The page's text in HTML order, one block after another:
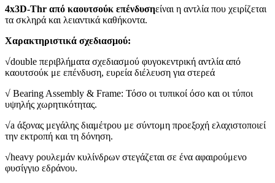
4x3D-Thr από καουτσούκ επένδυσηείναι η αντλία που χειρίζεται
τα σκληρά και λειαντικά καθήκοντα.
Χαρακτηριστικά σχεδιασμού:
√double περιβλήματα σχεδιασμού φυγοκεντρική αντλία από
καουτσούκ με επένδυση, ευρεία διέλευση για στερεά
√ Bearing Assembly & Frame: Τόσο οι τυπικοί όσο και οι τύποι
υψηλής χωρητικότητας.
√a άξονας μεγάλης διαμέτρου με σύντομη προεξοχή ελαχιστοποιεί
την εκτροπή και τη δόνηση.
√heavy ρουλεμάν κυλίνδρων στεγάζεται σε ένα αφαιρούμενο
φυσίγγιο εδράνου.